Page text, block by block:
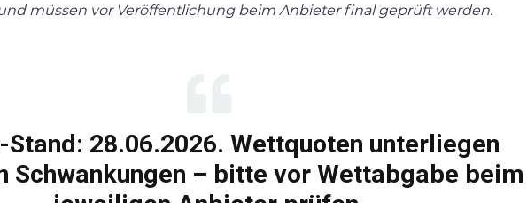
müssen vor Veröffentlichung beim Anbieter final geprüft werden.
Stand: 28.06.2026. Wettquoten unterliegen
Schwankungen – bitte vor Wettabgabe beim